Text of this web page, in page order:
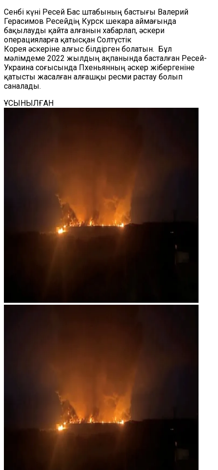
Сенбі күні Ресей Бас штабының бастығы Валерий
Герасимов Ресейдің Курск шекара аймағында
бақылауды қайта алғанын хабарлап, әскери
операцияларға қатысқан Солтүстік
Корея әскеріне алғыс білдірген болатын. Бұл
мәлімдеме 2022 жылдың ақпанында басталған Ресей-
Украина соғысында Пхеньянның әскер жібергеніне
қатысты жасалған алғашқы ресми растау болып
саналады.
ҰСЫНЫЛҒАН